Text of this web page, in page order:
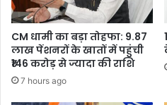
CM धामी का बड़ा तोहफा: 9.87
लाख पेंशनरों के खातों में पहुंची
₹146 करोड़ से ज्यादा की राशि
7 hours ago